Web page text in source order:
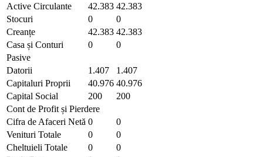
Active Circulante
42.383 42.383
Stocuri
0
0
Creanțe
42.383 42.383
Casa și Conturi
0
0
Pasive
Datorii
1.407
1.407
Capitaluri Proprii
40.976 40.976
Capital Social
200
200
Cont de Profit și Pierdere
Cifra de Afaceri Netă 0
0
Venituri Totale
0
0
Cheltuieli Totale
0
0